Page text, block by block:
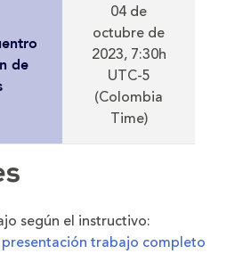
de
04 de
octubre de
2023, 7:30h
UTC-5
(Colombia
Time)
según el instructivo:
trabajo completo